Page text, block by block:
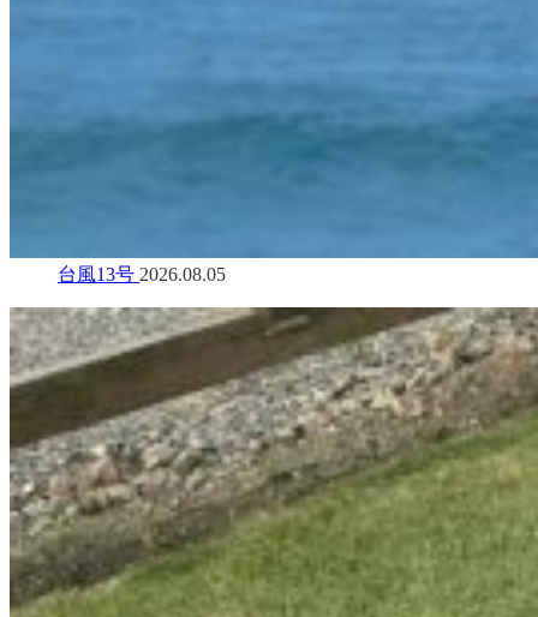
台風13号 2026.08.05